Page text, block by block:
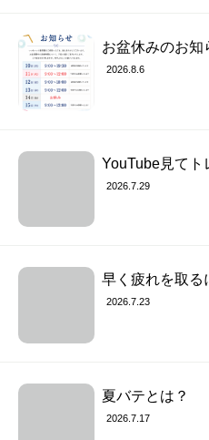
お盆休みのお知
2026.8.6
YouTube見て
2026.7.29
早く疲れを取
2026.7.23
夏バテとは？
2026.7.17